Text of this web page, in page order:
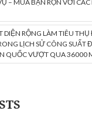
– MÙA BẬN RỘN VỚI
DIỆN RỘNG LÀM TIÊU
LỊCH SỬ CÔNG SUẤT
QUỐC VƯỢT QUA 36000